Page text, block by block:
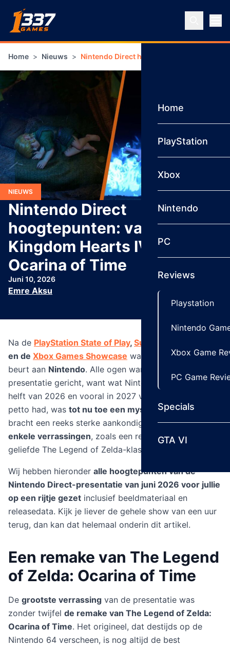
Ga naar inhoud
Home
PlayStation
Xbox
Nintendo
PC
Reviews
Playstation
Nintendo
Xbox Game
PC Game
Specials
GTA VI
Home > Nieuws > Nintendo Direct hoogtepunten: van
Nintendo Direct
hoogtepunten: van
Kingdom Hearts IV tot Zelda
Ocarina of Time
Juni 10, 2026
Emre Aksu
NIEUWS
Na de PlayStation State of Play, Summer Game Fest
en de Xbox Games Showcase was het eindelijk de
beurt aan Nintendo. Alle ogen waren op deze
presentatie gericht, want wat Nintendo in de tweede
helft van 2026 en vooral in 2027 voor de Switch 2 in
petto had, was tot nu toe een mysterie. De Direct
bracht een reeks sterke aankondigingen, inclusief
enkele verrassingen, zoals een remake van een
geliefde The Legend of Zelda-klassieker.
Wij hebben hieronder alle hoogtepunten van de
Nintendo Direct-presentatie van juni 2026 voor jullie
op een rijtje gezet inclusief beeldmateriaal en
releasedata. Kijk je liever de gehele show van een uur
terug, dan kan dat helemaal onderin dit artikel.
Een remake van The Legend
of Zelda: Ocarina of Time
De grootste verrassing van de presentatie was
zonder twijfel de remake van The Legend of Zelda:
Ocarina of Time. Het origineel, dat destijds op de
Nintendo 64 verscheen, is nog altijd de best